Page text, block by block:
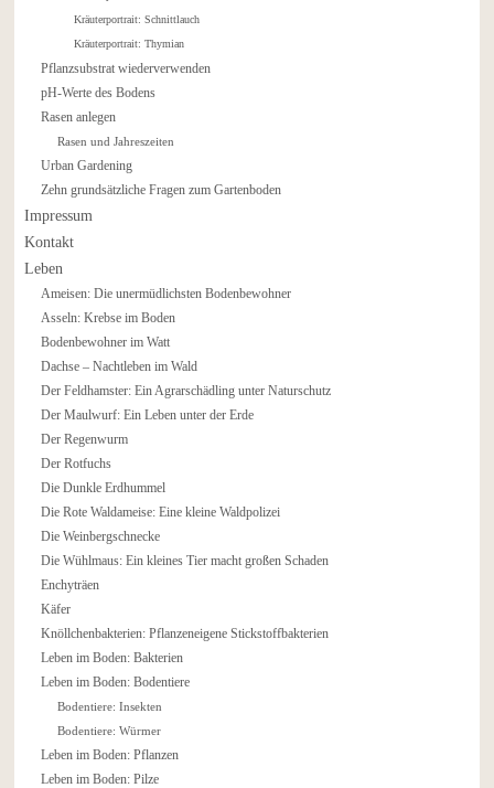
Kräuterportrait: Schnittlauch
Kräuterportrait: Thymian
Pflanzsubstrat wiederverwenden
pH-Werte des Bodens
Rasen anlegen
Rasen und Jahreszeiten
Urban Gardening
Zehn grundsätzliche Fragen zum Gartenboden
Impressum
Kontakt
Leben
Ameisen: Die unermüdlichsten Bodenbewohner
Asseln: Krebse im Boden
Bodenbewohner im Watt
Dachse – Nachtleben im Wald
Der Feldhamster: Ein Agrarschädling unter Naturschutz
Der Maulwurf: Ein Leben unter der Erde
Der Regenwurm
Der Rotfuchs
Die Dunkle Erdhummel
Die Rote Waldameise: Eine kleine Waldpolizei
Die Weinbergschnecke
Die Wühlmaus: Ein kleines Tier macht großen Schaden
Enchyträen
Käfer
Knöllchenbakterien: Pflanzeneigene Stickstoffbakterien
Leben im Boden: Bakterien
Leben im Boden: Bodentiere
Bodentiere: Insekten
Bodentiere: Würmer
Leben im Boden: Pflanzen
Leben im Boden: Pilze